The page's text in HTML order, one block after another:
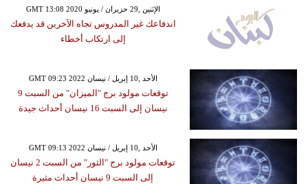
GMT 13:08 2020 الإثنين ,29 حزيران / يونيو
اندفاعك غير المدروس تجاه الآخرين قد يدفعك
إلى ارتكاب أخطاء
GMT 09:23 2022 الأحد ,10 إبريل / نيسان
توقعات مولود برج "الميزان" من السبت 9
نيسان إلى السبت 16 نيسان أحداث جيدة
GMT 09:13 2022 الأحد ,10 إبريل / نيسان
توقعات مولود برج "الثور" من السبت 2 نيسان
إلى السبت 9 نيسان أحداث مثيرة